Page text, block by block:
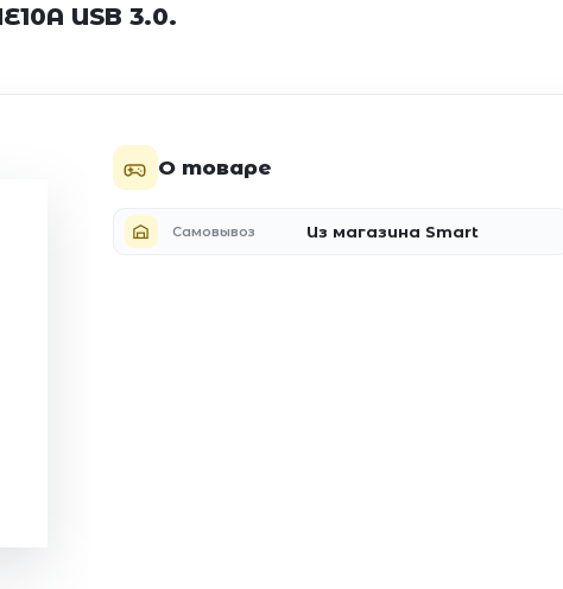
USB 3.0.
О товаре
Самовывоз Из магазина Smart